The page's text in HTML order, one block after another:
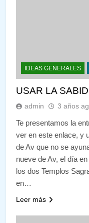
IDEAS GENERALES
USAR LA
admin 3 años
Te presentamos la
ver en este enlace, y
de Av que no se
nueve de Av, el día
los dos Templos
en…
Leer más